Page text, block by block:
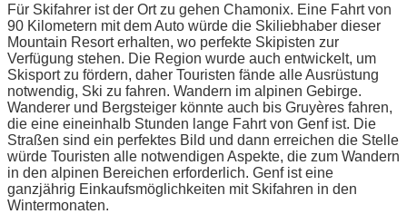
Für Skifahrer ist der Ort zu gehen Chamonix. Eine Fahrt von
90 Kilometern mit dem Auto würde die Skiliebhaber dieser
Mountain Resort erhalten, wo perfekte Skipisten zur
Verfügung stehen. Die Region wurde auch entwickelt, um
Skisport zu fördern, daher Touristen fände alle Ausrüstung
notwendig, Ski zu fahren. Wandern im alpinen Gebirge.
Wanderer und Bergsteiger könnte auch bis Gruyères fahren,
die eine eineinhalb Stunden lange Fahrt von Genf ist. Die
Straßen sind ein perfektes Bild und dann erreichen die Stelle
würde Touristen alle notwendigen Aspekte, die zum Wandern
in den alpinen Bereichen erforderlich. Genf ist eine
ganzjährig Einkaufsmöglichkeiten mit Skifahren in den
Wintermonaten.